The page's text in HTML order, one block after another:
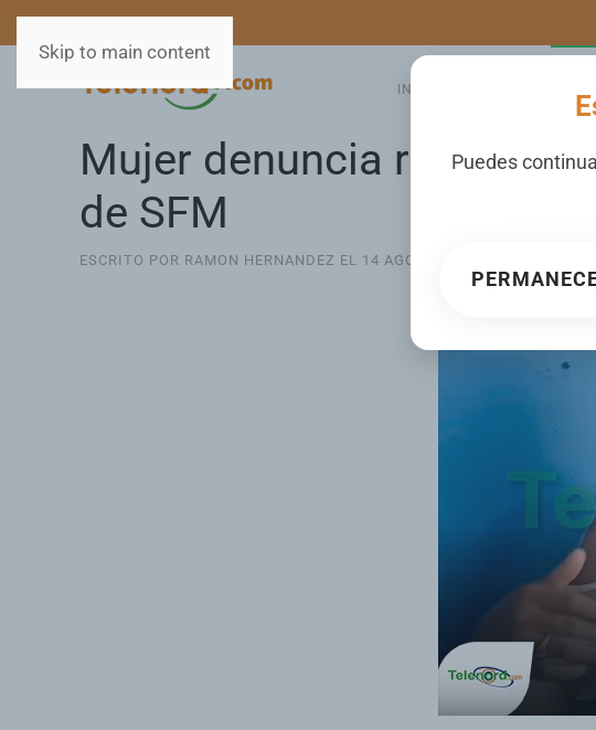
Puedes
Skip to main content
INICIO
Mujer denuncia robo
de SFM
ESCRITO POR RAMON HERNANDEZ EL 14 AGOSTO 2025